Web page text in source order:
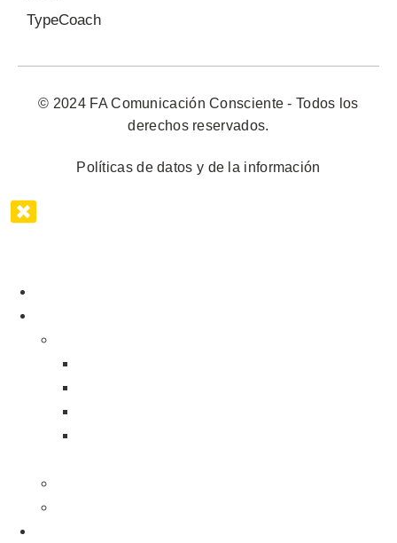
TypeCoach
© 2024 FA Comunicación Consciente - Todos los
derechos reservados.
Políticas de datos y de la información